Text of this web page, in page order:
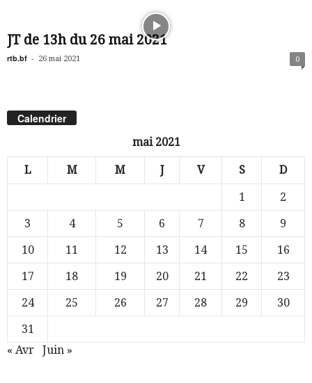
JT de 13h du 26 mai 2021
rtb.bf - 26 mai 2021 0
Calendrier
mai 2021
L M M J V S D
1
2
3
4 5 6 7 8
9
10
11 12 13 14 15
16
17
18 19 20 21 22
23
24
25 26 27 28 29
30
31
« Avr
Juin »